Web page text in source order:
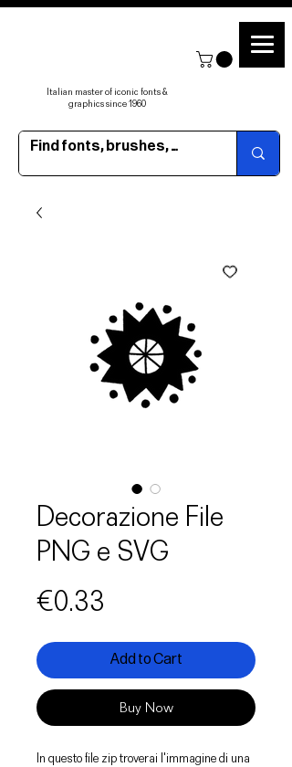
Italian master of iconic fonts &
graphics since 1960
Decorazione File
PNG e SVG
€0.33
Add to Cart
Buy Now
In questo file zip troverai l'immagine di una